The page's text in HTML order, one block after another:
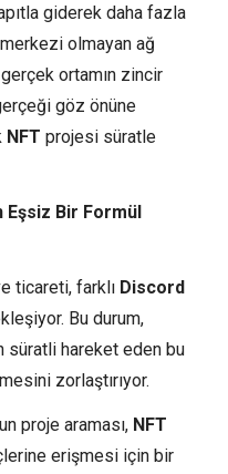
giderek daha fazla
olmayan ağ
ortamın zincir
göz önüne
NFT projesi süratle
Eşsiz Bir Formül
ticareti, farklı Discord
Bu durum,
süratli hareket eden bu
zorlaştırıyor.
proje araması, NFT
erişmesi için bir